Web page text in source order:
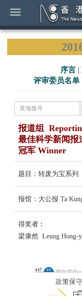
序言 |
评审委员名单
报道组
最佳科学新闻报
冠军 Winner
题目：转废为宝系列
报馆：大公报 Ta
得奖者︰
梁康然 Leung Hong-